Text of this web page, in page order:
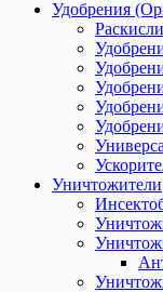
Удобрения
Уничтожители